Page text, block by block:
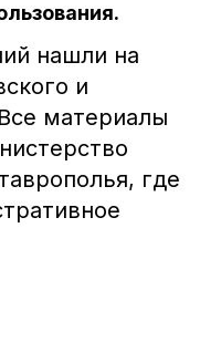
нашли на
и
материалы
где